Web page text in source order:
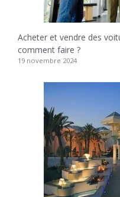
Acheter et vendre des
comment faire ?
19 novembre 2024